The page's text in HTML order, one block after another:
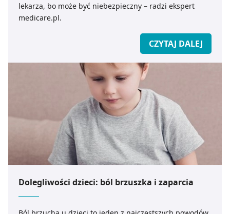
lekarza, bo może być niebezpieczny – radzi ekspert
medicare.pl.
CZYTAJ DALEJ
Dolegliwości dzieci: ból brzuszka i zaparcia